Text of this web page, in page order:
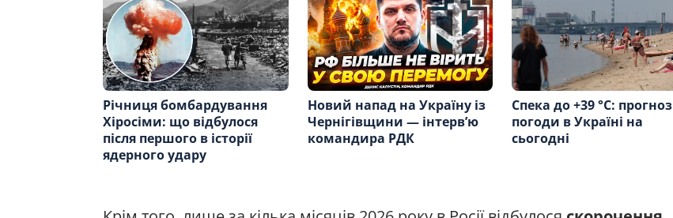
Річниця бомбардування
Хіросіми: що відбулося
після першого в історії
ядерного удару
Новий напад на Україну із
Чернігівщини — інтервʼю
командира РДК
Спека до +39 °С: прогноз
погоди в Україні на
сьогодні